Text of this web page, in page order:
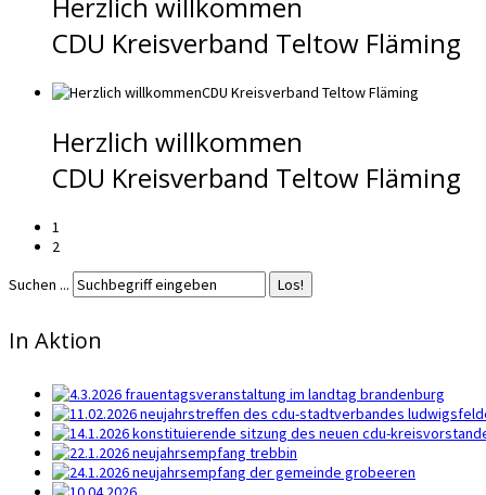
CDU Kreisverband Teltow Fläming
Herzlich willkommen
CDU Kreisverband Teltow Fläming
1
2
Suchen ...
Los!
In Aktion